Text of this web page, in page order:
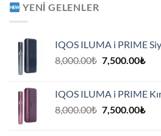
YENI GELENLER
IQOS ILUMA i PRIME
8,000.00₺ Orijinal
7,500.00₺Şu
IQOS ILUMA i PRIME
8,000.00₺ Orijinal
7,500.00₺Şu